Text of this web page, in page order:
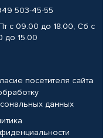
503-45-55
с 09.00 до 18.00, Сб с
до 15.00
посетителя сайта
данных